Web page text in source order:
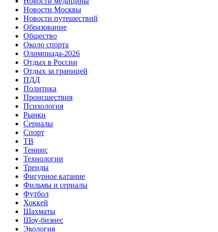
Новости Москвы
Новости путешествий
Образование
Общество
Около спорта
Олимпиада-2026
Отдых в России
Отдых за границей
ПДД
Политика
Происшествия
Психология
Рынки
Сериалы
Спорт
ТВ
Теннис
Технологии
Тренды
Фигурное катание
Фильмы и сериалы
Футбол
Хоккей
Шахматы
Шоу-бизнес
Экология